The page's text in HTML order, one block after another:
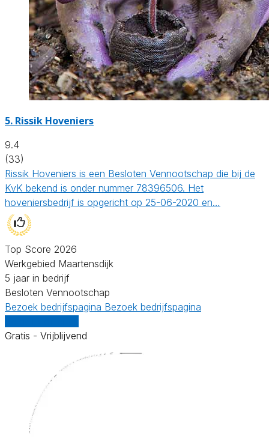
5. Rissik Hoveniers
9.4
(33)
Rissik Hoveniers is een Besloten Vennootschap die bij de
KvK bekend is onder nummer 78396506. Het
hoveniersbedrijf is opgericht op 25-06-2020 en…
Top Score 2026
Werkgebied Maartensdijk
5 jaar in bedrijf
Besloten Vennootschap
Bezoek bedrijfspagina Bezoek bedrijfspagina
Gratis - Vrijblijvend